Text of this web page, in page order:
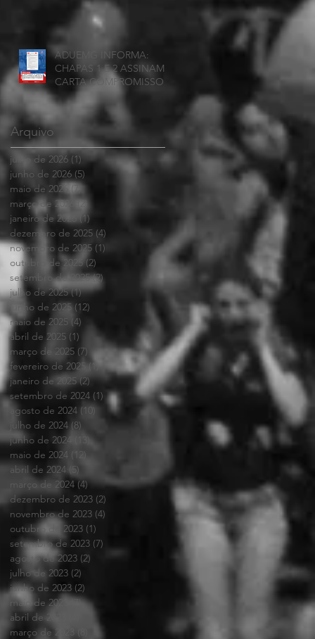
ADUEMG INFORMA:
CHAPAS 1 E 2 ASSINAM
CARTA COMPROMISSO
Arquivo
julho de 2026 (1) 1 post
junho de 2026 (5) 5 posts
maio de 2026
(7)
7 posts
março de 2026
(2)
janeiro de 2026
(1)
dezembro de 2025 (4)
novembro de 2025 (1)
outubro de 2025 (2)
setembro de 2025 (2)
julho de 2025 (1)1 post
junho de 2025 (12)
maio de 2025 (4)
abril de 2025 (1) 1 post
março de 2025 (7) 7 posts
fevereiro de 2025 (1)1 post
janeiro de 2025 (2)2 posts
setembro de 2024 (1) 1 post
agosto de 2024 (10) 10 posts
julho de 2024 (8)
junho de 2024
(13)13 posts
maio de 2024 (12)
abril de 2024 (5)
março de 2024 (4)4 posts
dezembro de 2023 (2)
novembro de 2023 (4)
outubro de 2023 (1)
setembro de 2023 (7)
agosto de 2023 (2) 2 posts
julho de 2023 (2)
junho de 2023 (2)
maio de 2023
(7)7 posts
abril de 2023
março de 2023